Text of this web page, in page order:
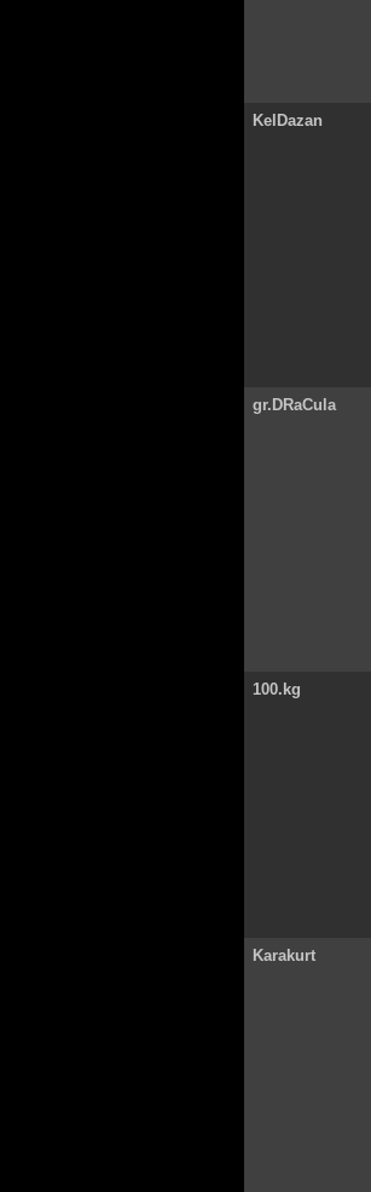
KelDazan
gr.DRaCula
100.kg
Karakurt